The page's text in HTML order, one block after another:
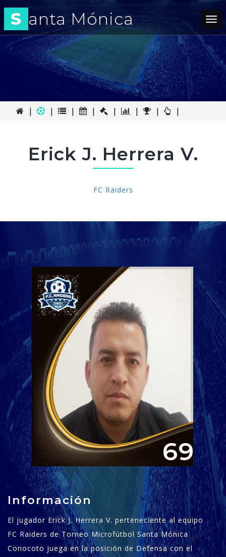
S anta Mónica
| | | | | | | |
Erick J. Herrera V.
FC Raiders
69
Información
El jugador Erick J. Herrera V. perteneciente al equipo
FC Raiders de Torneo Microfútbol Santa Mónica
Conocoto juega en la posición de Defensa con el